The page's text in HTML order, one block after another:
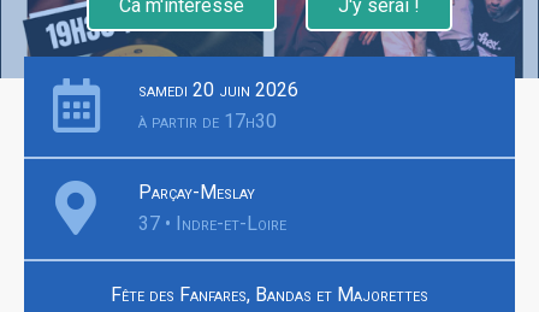
Ca m'intéresse J'y serai !
samedi 20 juin 2026
à partir de 17h30
Parçay-Meslay
37 • Indre-et-Loire
Fête des Fanfares, Bandas et Majorettes